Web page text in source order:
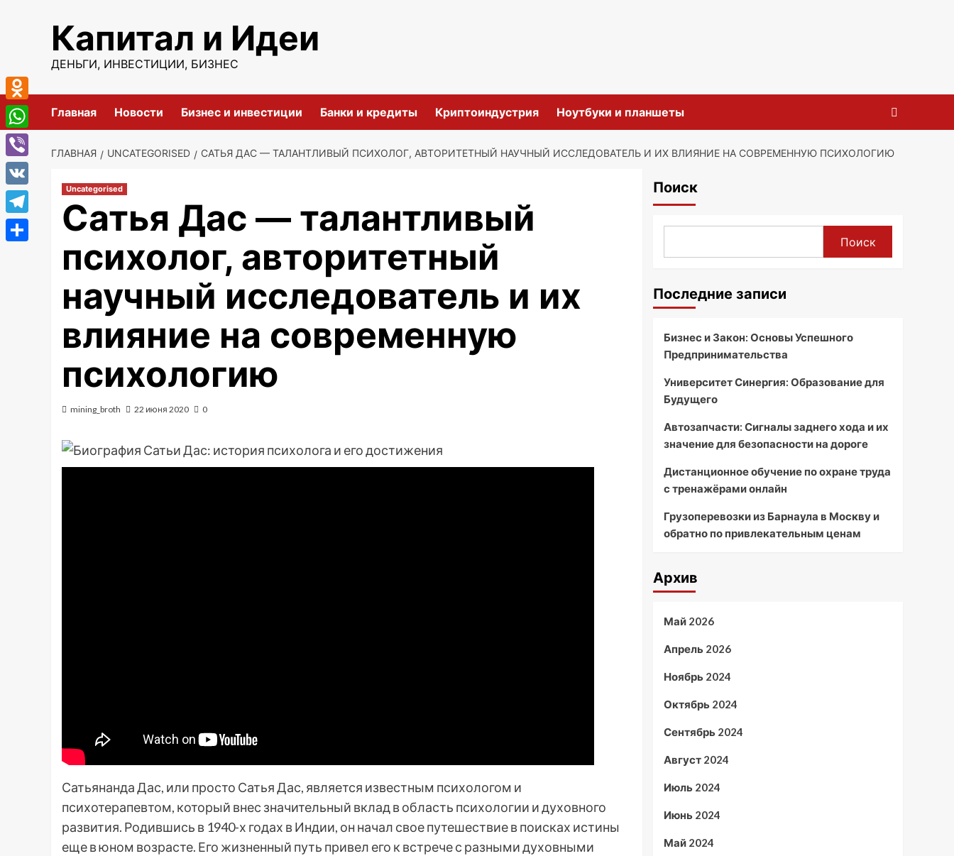
содержимомуКапитал и Идеи
ДЕНЬГИ, ИНВЕСТИЦИИ, БИЗНЕС
Главная Новости Бизнес и инвестиции Банки и кредиты Криптоиндустрия Ноутбуки и планшеты
ГЛАВНАЯ UNCATEGORISED САТЬЯ ДАС — ТАЛАНТЛИВЫЙ ПСИХОЛОГ, АВТОРИТЕТНЫЙ НАУЧНЫЙ ИССЛЕДОВАТЕЛЬ И ИХ ВЛИЯНИЕ НА СОВРЕМЕННУЮ ПСИХОЛОГИЮ
Uncategorised
Сатья Дас — талантливый
психолог, авторитетный
научный исследователь и их
влияние на современную
психологию
mining_broth 22 июня 2020 0
Сатьянанда Дас, или просто Сатья Дас, является известным психологом и
психотерапевтом, который внес значительный вклад в область психологии и духовного
развития. Родившись в 1940-х годах в Индии, он начал свое путешествие в поисках истины
еще в юном возрасте. Его жизненный путь привел его к встрече с разными духовными
Поиск
Поиск
Последние записи
Бизнес и Закон: Основы Успешного
Предпринимательства
Университет Синергия: Образование для
Будущего
Автозапчасти: Сигналы заднего хода и их
значение для безопасности на дороге
Дистанционное обучение по охране труда
с тренажёрами онлайн
Грузоперевозки из Барнаула в Москву и
обратно по привлекательным ценам
Архив
Май 2026
Апрель 2026
Ноябрь 2024
Октябрь 2024
Сентябрь 2024
Август 2024
Июль 2024
Июнь 2024
Май 2024
Odnoklassniki
WhatsApp
Viber
VK
Telegram
Отправить